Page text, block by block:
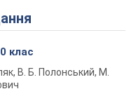
Video
клас
В. Б. Полонський, М.